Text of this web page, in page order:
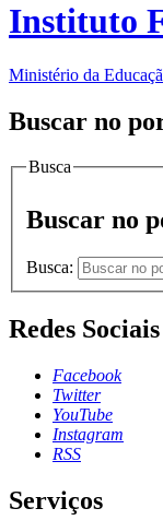
Instituto
Ministério da
Buscar no
Busca
Buscar no
Busca:
Redes Sociais
Facebook
Twitter
YouTube
Instagram
RSS
Serviços